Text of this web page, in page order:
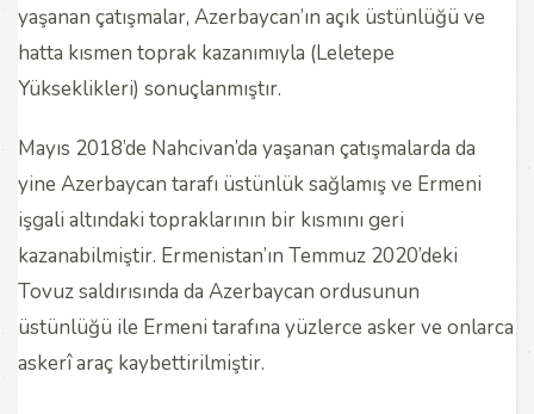
yaşanan çatışmalar, Azerbaycan’ın açık üstünlüğü ve
hatta kısmen toprak kazanımıyla (Leletepe
Yükseklikleri) sonuçlanmıştır.
Mayıs 2018’de Nahcivan’da yaşanan çatışmalarda da
yine Azerbaycan tarafı üstünlük sağlamış ve Ermeni
işgali altındaki topraklarının bir kısmını geri
kazanabilmiştir. Ermenistan’ın Temmuz 2020’deki
Tovuz saldırısında da Azerbaycan ordusunun
üstünlüğü ile Ermeni tarafına yüzlerce asker ve onlarca
askerî araç kaybettirilmiştir.